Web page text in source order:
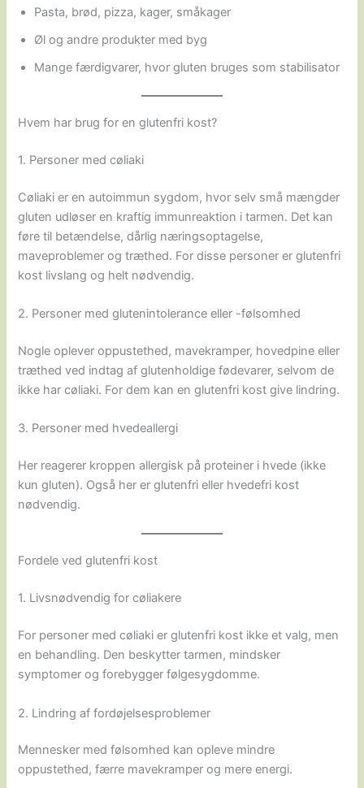
Pasta, brød, pizza, kager, småkager
Øl og andre produkter med byg
Mange færdigvarer, hvor gluten bruges som stabilisator
Hvem har brug for en glutenfri kost?
1. Personer med cøliaki
Cøliaki er en autoimmun sygdom, hvor selv små mængder
gluten udløser en kraftig immunreaktion i tarmen. Det kan
føre til betændelse, dårlig næringsoptagelse,
maveproblemer og træthed. For disse personer er glutenfri
kost livslang og helt nødvendig.
2. Personer med glutenintolerance eller -følsomhed
Nogle oplever oppustethed, mavekramper, hovedpine eller
træthed ved indtag af glutenholdige fødevarer, selvom de
ikke har cøliaki. For dem kan en glutenfri kost give lindring.
3. Personer med hvedeallergi
Her reagerer kroppen allergisk på proteiner i hvede (ikke
kun gluten). Også her er glutenfri eller hvedefri kost
nødvendig.
Fordele ved glutenfri kost
1. Livsnødvendig for cøliakere
For personer med cøliaki er glutenfri kost ikke et valg, men
en behandling. Den beskytter tarmen, mindsker
symptomer og forebygger følgesygdomme.
2. Lindring af fordøjelsesproblemer
Mennesker med følsomhed kan opleve mindre
oppustethed, færre mavekramper og mere energi.